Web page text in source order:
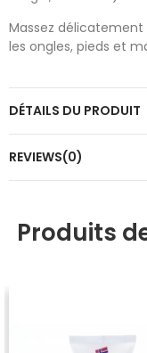
Massez
les ongles, pieds et
DÉTAILS DU PRODUIT
REVIEWS(0)
Produits